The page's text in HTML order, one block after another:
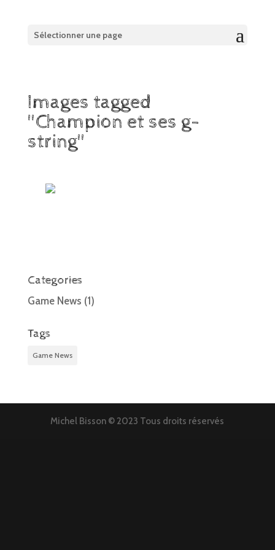
Sélectionner une page
Images tagged
"Champion et ses g-
string"
Categories
Game News (1)
Tags
Game News
Michel Bisson © 2023 Tous droits réservés